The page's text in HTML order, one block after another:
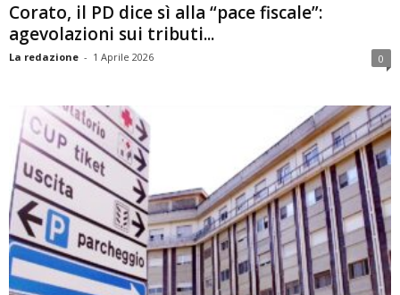
Corato, il PD dice sì alla “pace fiscale”:
agevolazioni sui tributi...
La redazione - 1 Aprile 2026 0